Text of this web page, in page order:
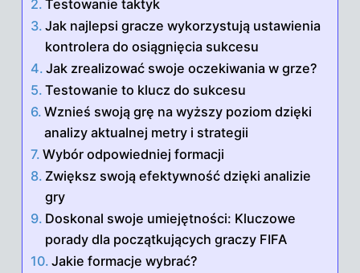
Testowanie taktyk
Jak najlepsi gracze wykorzystują ustawienia
kontrolera do osiągnięcia sukcesu
Jak zrealizować swoje oczekiwania w grze?
Testowanie to klucz do sukcesu
Wznieś swoją grę na wyższy poziom dzięki
analizy aktualnej metry i strategii
Wybór odpowiedniej formacji
Zwiększ swoją efektywność dzięki analizie
gry
Doskonal swoje umiejętności: Kluczowe
porady dla początkujących graczy FIFA
Jakie formacje wybrać?